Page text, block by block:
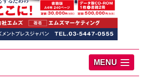
MENU